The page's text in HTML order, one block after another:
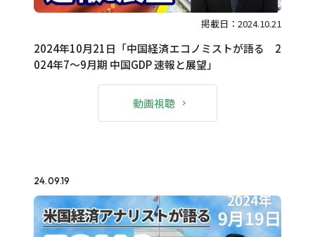
掲載日：2024.10.21
2024年10月21日「中国経済エコノミストが語る 2
024年7～9月期 中国GDP 速報と展望」
動画視聴
24.09.19